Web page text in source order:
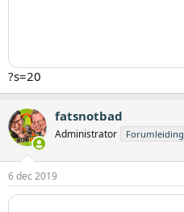
?s=20
fatsnotbad
Administrator Forumleiding
6 dec 2019